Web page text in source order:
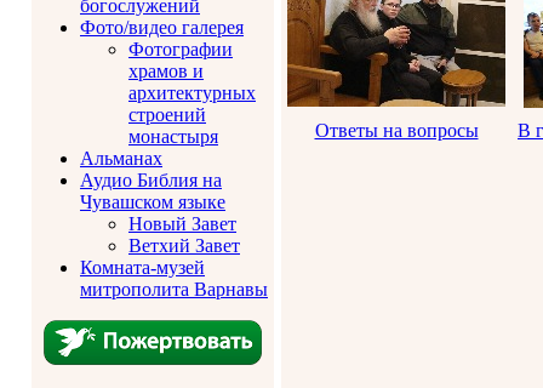
богослужений
Фото/видео галерея
Фотографии
храмов и
архитектурных
строений
монастыря
Альманах
Аудио Библия на
Чувашском языке
Новый Завет
Ветхий Завет
Комната-музей
митрополита Варнавы
Ответы на вопросы В